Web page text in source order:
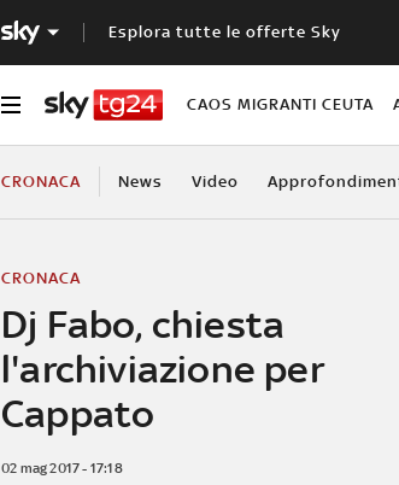
Esplora tutte le offerte Sky
CAOS MIGRANTI CEUTA
CRONACA News Video
Dj Fabo, chiesta
l'archiviazione per
Cappato
CRONACA
02 mag 2017 - 17:18